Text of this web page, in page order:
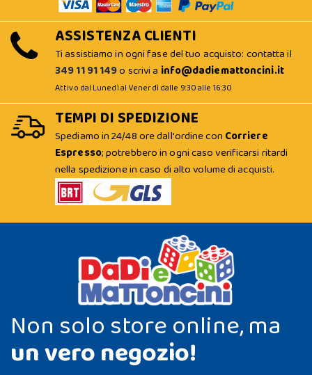
ASSISTENZA CLIENTI
Ti assistiamo in ogni fase del tuo acquisto: contatta il
349 11 91 149o scrivi a info@dadiemattoncini.it
Attivo dal Lunedì al Venerdì dalle 9:30 alle 16:30
TEMPI DI SPEDIZIONE
Spediamo in 24/48 ore dall'ordine con Corriere
Espresso; potrebbero in ogni caso verificarsi ritardi
nella spedizione in caso di alto volume di acquisti.
Non solo store online, ma
un vero negozio!